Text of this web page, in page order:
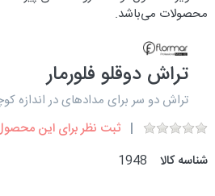
محصولات می‌باشد.
تراش دوقلو فلورمار
تراش دو سر برای مدادهای در اندازه
ثبت نظر برای این
شناسه کالا
1948